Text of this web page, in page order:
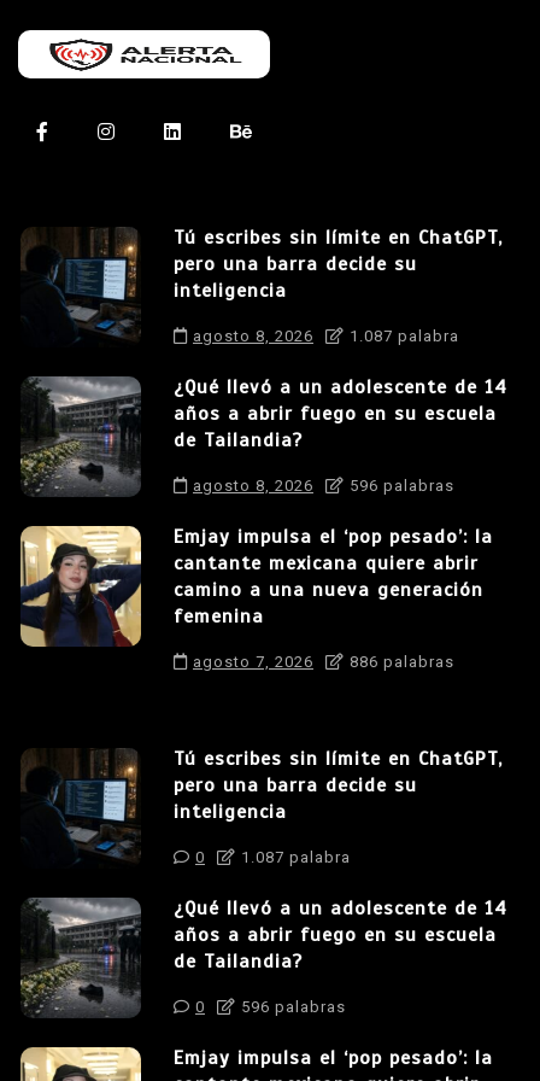
Tú escribes sin límite en ChatGPT,
pero una barra decide su
inteligencia
agosto 8, 2026 1.087 palabra
¿Qué llevó a un adolescente de 14
años a abrir fuego en su escuela
de Tailandia?
agosto 8, 2026 596 palabras
Emjay impulsa el ‘pop pesado’: la
cantante mexicana quiere abrir
camino a una nueva generación
femenina
agosto 7, 2026 886 palabras
Tú escribes sin límite en ChatGPT,
pero una barra decide su
inteligencia
0 1.087 palabra
¿Qué llevó a un adolescente de 14
años a abrir fuego en su escuela
de Tailandia?
0 596 palabras
Emjay impulsa el ‘pop pesado’: la